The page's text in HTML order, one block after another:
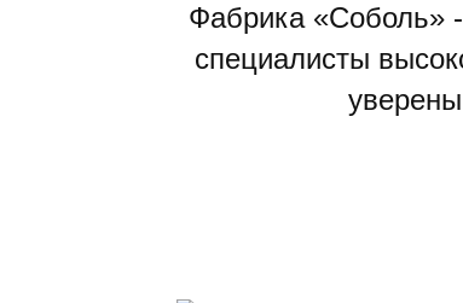
Фабрика «Соболь»
специалисты